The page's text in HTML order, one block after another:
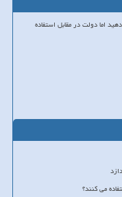
اما دولت در مقابل استفاده
می کنند؟